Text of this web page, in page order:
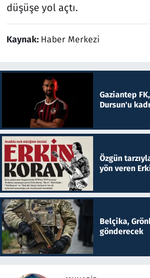
düşüşe yol açtı.
Kaynak: Haber Merkezi
Gaziantep
Dursun'u
Özgün
yön veren
Belçika,
gönderecek